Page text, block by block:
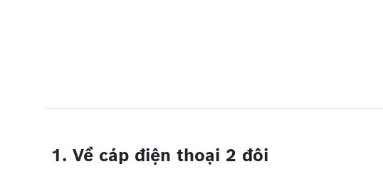
1. Về cáp điện thoại 2 đôi